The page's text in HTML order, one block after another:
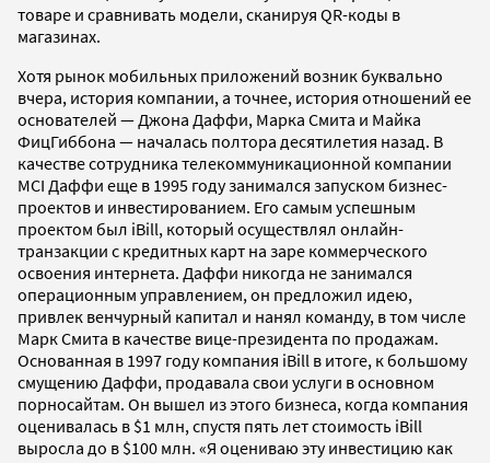
товаре и сравнивать модели, сканируя QR-коды в
магазинах.
Хотя рынок мобильных приложений возник буквально
вчера, история компании, а точнее, история отношений ее
основателей — Джона Даффи, Марка Смита и Майка
ФицГиббона — началась полтора десятилетия назад. В
качестве сотрудника телекоммуникационной компании
MCI Даффи еще в 1995 году занимался запуском бизнес-
проектов и инвестированием. Его самым успешным
проектом был iBill, который осуществлял онлайн-
транзакции с кредитных карт на заре коммерческого
освоения интернета. Даффи никогда не занимался
операционным управлением, он предложил идею,
привлек венчурный капитал и нанял команду, в том числе
Марк Смита в качестве вице-президента по продажам.
Основанная в 1997 году компания iBill в итоге, к большому
смущению Даффи, продавала свои услуги в основном
порносайтам. Он вышел из этого бизнеса, когда компания
оценивалась в $1 млн, спустя пять лет стоимость iBill
выросла до в $100 млн. «Я оцениваю эту инвестицию как